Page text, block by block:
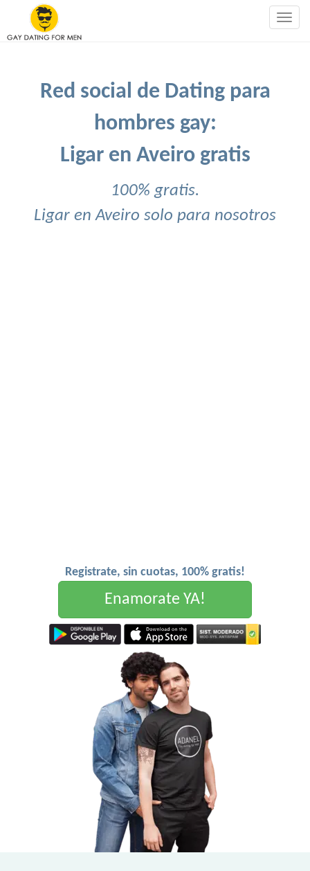
Red social de Dating para
hombres gay:
Ligar en Aveiro gratis
100% gratis.
Ligar en Aveiro solo para nosotros
Registrate, sin cuotas, 100% gratis!
Enamorate YA!